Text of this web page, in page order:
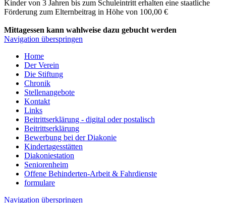
Kinder von 3 Jahren bis zum Schuleintritt erhalten eine staatliche
Förderung zum Elternbeitrag in Höhe von 100,00 €
Mittagessen kann wahlweise dazu gebucht werden
Navigation überspringen
Home
Der Verein
Die Stiftung
Chronik
Stellenangebote
Kontakt
Links
Beitrittserklärung - digital oder postalisch
Beitrittserklärung
Bewerbung bei der Diakonie
Kindertagesstätten
Diakoniestation
Seniorenheim
Offene Behinderten-Arbeit & Fahrdienste
formulare
Navigation überspringen